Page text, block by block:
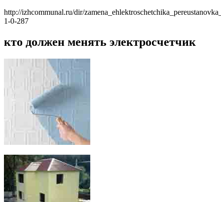
http://izhcommunal.ru/dir/
1-0-287
кто должен менять электросчетчик